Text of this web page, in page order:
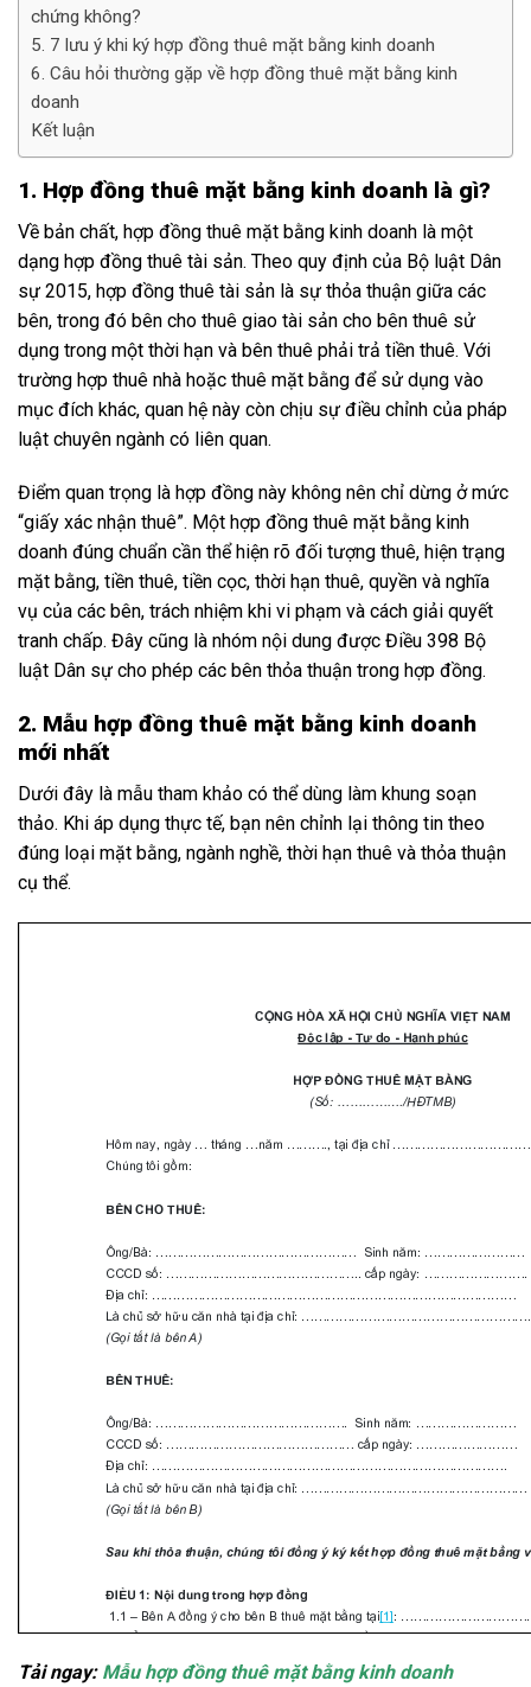
chứng không?
5. 7 lưu ý khi ký hợp đồng thuê mặt bằng kinh doanh
6. Câu hỏi thường gặp về hợp đồng thuê mặt bằng kinh
doanh
Kết luận
1. Hợp đồng thuê mặt bằng kinh doanh là gì?
Về bản chất, hợp đồng thuê mặt bằng kinh doanh là một
dạng hợp đồng thuê tài sản. Theo quy định của Bộ luật Dân
sự 2015, hợp đồng thuê tài sản là sự thỏa thuận giữa các
bên, trong đó bên cho thuê giao tài sản cho bên thuê sử
dụng trong một thời hạn và bên thuê phải trả tiền thuê. Với
trường hợp thuê nhà hoặc thuê mặt bằng để sử dụng vào
mục đích khác, quan hệ này còn chịu sự điều chỉnh của pháp
luật chuyên ngành có liên quan.
Điểm quan trọng là hợp đồng này không nên chỉ dừng ở mức
“giấy xác nhận thuê”. Một hợp đồng thuê mặt bằng kinh
doanh đúng chuẩn cần thể hiện rõ đối tượng thuê, hiện trạng
mặt bằng, tiền thuê, tiền cọc, thời hạn thuê, quyền và nghĩa
vụ của các bên, trách nhiệm khi vi phạm và cách giải quyết
tranh chấp. Đây cũng là nhóm nội dung được Điều 398 Bộ
luật Dân sự cho phép các bên thỏa thuận trong hợp đồng.
2. Mẫu hợp đồng thuê mặt bằng kinh doanh
mới nhất
Dưới đây là mẫu tham khảo có thể dùng làm khung soạn
thảo. Khi áp dụng thực tế, bạn nên chỉnh lại thông tin theo
đúng loại mặt bằng, ngành nghề, thời hạn thuê và thỏa thuận
cụ thể.
Tải ngay: Mẫu hợp đồng thuê mặt bằng kinh doanh